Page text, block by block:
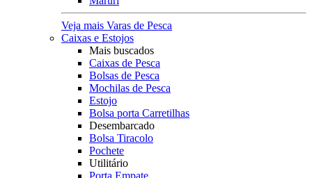
Veja mais Varas de Pesca
Caixas e Estojos
Mais buscados
Caixas de Pesca
Bolsas de Pesca
Mochilas de Pesca
Estojo
Bolsa porta Carretilhas
Desembarcado
Bolsa Tiracolo
Pochete
Utilitário
Porta Empate